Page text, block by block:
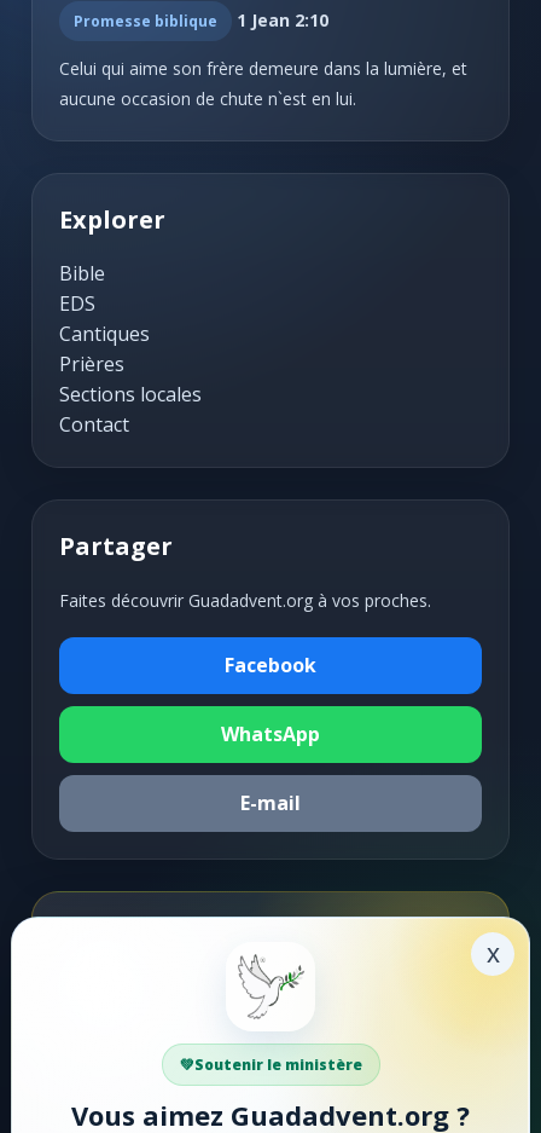
Promesse biblique 1 Jean 2:10
Celui qui aime son frère demeure dans la lumière, et
aucune occasion de chute n`est en lui.
Explorer
Bible
EDS
Cantiques
Prières
Sections locales
Contact
Partager
Faites découvrir Guadadvent.org à vos proches.
Facebook
WhatsApp
E-mail
Votre soutien aide Guadadvent.org à continuer sa
mission de foi, d'encouragement et d'édification.
x
Soutenir le ministère
Vous aimez Guadadvent.org ?